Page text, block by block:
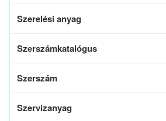
Szerelési anyag
Szerszámkatalógus
Szerszám
Szervizanyag